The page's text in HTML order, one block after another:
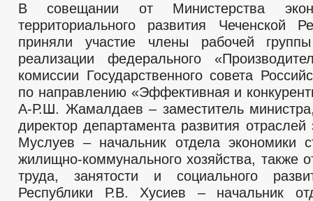
В совещании от Министерства
территориального развития Чеченской
приняли участие члены рабочей
реализации федерального
комиссии Государственного совета
по направлению «Эффективная и
А-Р.Ш. Жамалдаев – заместитель
директор департамента развития
Муслуев – начальник отдела экономики
жилищно-коммунального хозяйства, также
труда, занятости и социального
Республики Р.В. Хусиев – начальник